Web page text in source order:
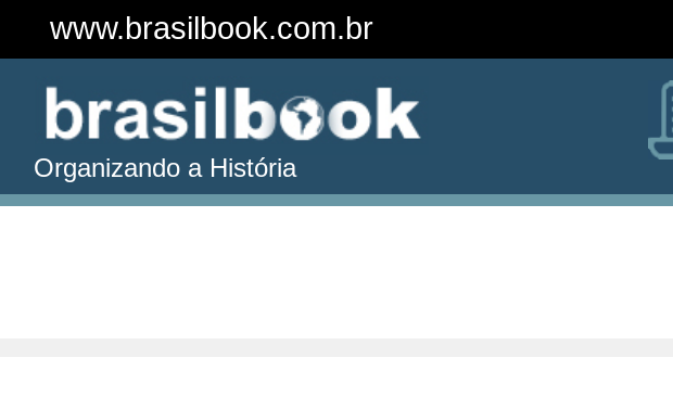
www.brasilbook.com.br
Organizando a História